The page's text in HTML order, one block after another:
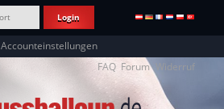
Accounteinstellungen
FAQ Forum Widerruf